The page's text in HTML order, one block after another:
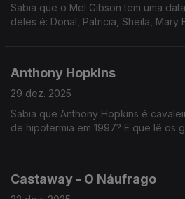
Sabia que o Mel Gibson tem uma
deles é: Donal, Patricia, Sheila, Mary
Anthony Hopkins
29 dez. 2025
Sabia que Anthony Hopkins é
de hipotermia em 1997? E que lê os
Castaway - O Náufrago